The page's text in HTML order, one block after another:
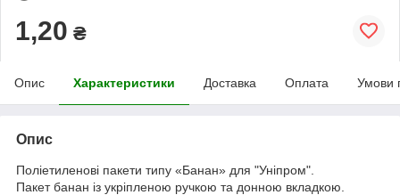
1,20 ₴
Опис Характеристики Доставка Оплата Умови
Опис
Поліетиленові пакети типу «Банан» для "Уніпром".
Пакет банан із укріпленою ручкою та донною вкладкою.